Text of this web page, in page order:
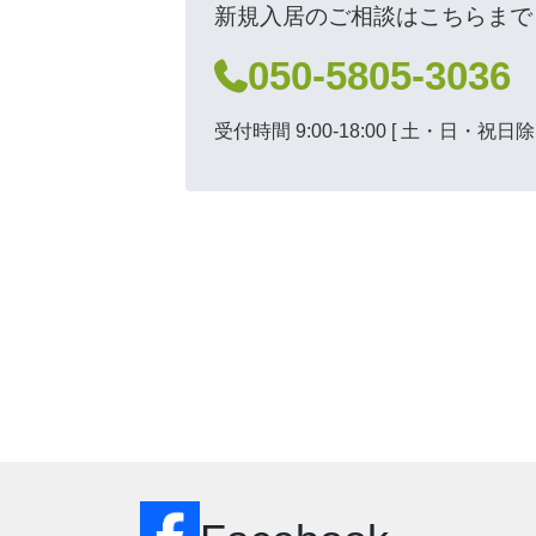
新規入居のご相談はこちらまで
050-5805-3036
受付時間 9:00-18:00 [ 土・日・祝日